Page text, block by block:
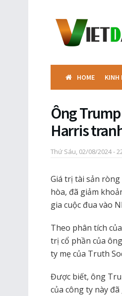
HOME KINH
Ông
Harris
Thứ Sáu, 02/08/2024 -
Giá trị tài sản
hòa, đã giảm
gia cuộc đua vào
Theo phân tích
trị cổ phần của
ty mẹ của Truth
Được biết, ông
của công ty này